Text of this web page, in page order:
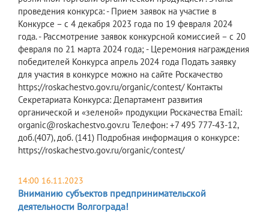
проведения конкурса: - Прием заявок на участие в
Конкурсе – с 4 декабря 2023 года по 19 февраля 2024
года. - Рассмотрение заявок конкурсной комиссией – с 20
февраля по 21 марта 2024 года; - Церемония награждения
победителей Конкурса апрель 2024 года Подать заявку
для участия в конкурсе можно на сайте Роскачество
https://roskachestvo.gov.ru/organic/contest/ Контакты
Секретариата Конкурса: Департамент развития
органической и «зеленой» продукции Роскачества Email:
organic@roskachestvo.gov.ru Телефон: +7 495 777-43-12,
доб.(407), доб. (141) Подробная информация о конкурсе:
https://roskachestvo.gov.ru/organic/contest/
14:00 16.11.2023
Вниманию субъектов предпринимательской
деятельности Волгограда!